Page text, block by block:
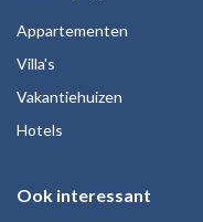
Appartementen
Villa's
Vakantiehuizen
Hotels
Ook interessant